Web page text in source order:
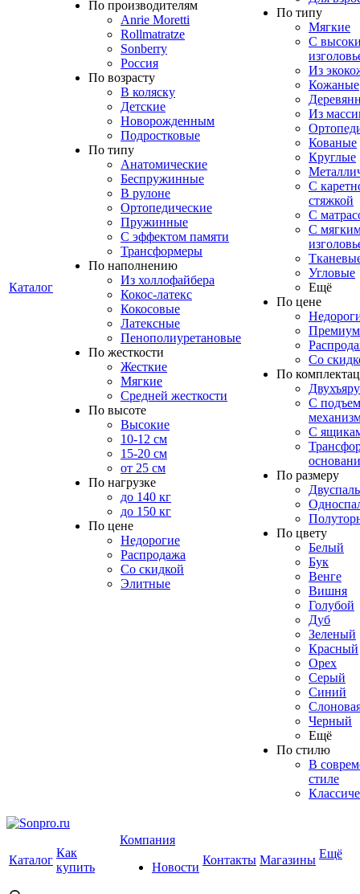
Каталог
По производителям
Anrie Moretti
Rollmatratze
Sonberry
Россия
По возрасту
В коляску
Детские
Новорожденным
Подростковые
По типу
Анатомические
Беспружинные
В рулоне
Ортопедические
Пружинные
С эффектом памяти
Трансформеры
По наполнению
Из холлофайбера
Кокос-латекс
Кокосовые
Латексные
Пенополиуретановые
По жесткости
Жесткие
Мягкие
Средней жесткости
По высоте
Высокие
10-12 см
15-20 см
от 25 см
По нагрузке
до 140 кг
до 150 кг
По цене
Недорогие
Распродажа
Со скидкой
Элитные
По типу
Мягкие
C
Из
Кожаные
Из
Кованые
Круглые
С
стяжкой
С
С
Угловые
Ещё
По цене
Премиум
Со
По
С
С
По размеру
По цвету
Белый
Бук
Венге
Вишня
Голубой
Дуб
Зеленый
Красный
Орех
Серый
Синий
Черный
Ещё
По стилю
В
стиле
Каталог
Как
купить
Компания
Новости
Контакты Магазины Ещё